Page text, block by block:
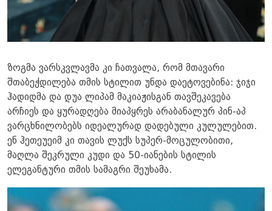
ზოგმა ვარსკვლავმა კი ჩათვალა, რომ მთავარი
შთაბეჭდილება თმის სტილით უნდა დაეტოვებინა: ჯიჯი
ჰადიდმა და დუა ლიპამ მაკიაჟისგან თავშეკავება
არჩიეს და ყურადღება მიაპყრეს არაბანალურ პინ-აპ
ვარცხნილობებს იდეალურად დადებული კულულებით.
ენ ჰეთეუეიმ კი თავის ლუქს სუპერ-მოცულობითი,
მაღლა შეკრული კუდი და 50-იანების სტილის
ელეგანტური თმის სამაგრი შეუხამა.